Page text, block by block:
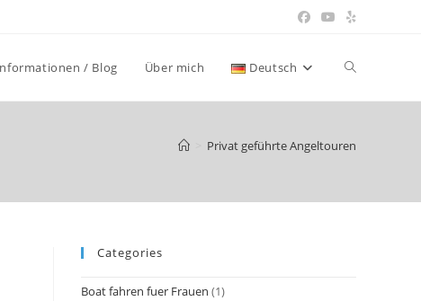
/ Blog Über mich Deutsch
Privat geführte Angeltouren
Categories
Boat fahren fuer Frauen (1)